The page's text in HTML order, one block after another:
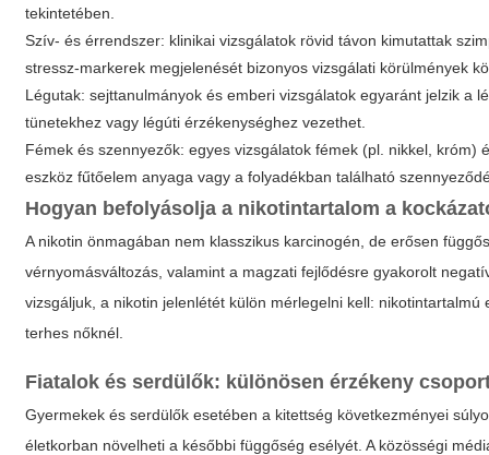
tekintetében.
Szív- és érrendszer: klinikai vizsgálatok rövid távon kimutattak
stressz-markerek megjelenését bizonyos vizsgálati körülmények
Légutak: sejttanulmányok és emberi vizsgálatok egyaránt jelzik a
tünetekhez vagy légúti érzékenységhez vezethet.
Fémek és szennyezők: egyes vizsgálatok fémek (pl. nikkel,
eszköz fűtőelem anyaga vagy a folyadékban található
Hogyan befolyásolja a nikotintartalom a
A nikotin önmagában nem klasszikus karcinogén, de erősen
vérnyomásváltozás, valamint a magzati fejlődésre gyakorolt
vizsgáljuk, a nikotin jelenlétét külön mérlegelni kell:
terhes nőknél.
Fiatalok és serdülők: különösen érzékeny
Gyermekek és serdülők esetében a kitettség következményei
életkorban növelheti a későbbi függőség esélyét. A közösségi